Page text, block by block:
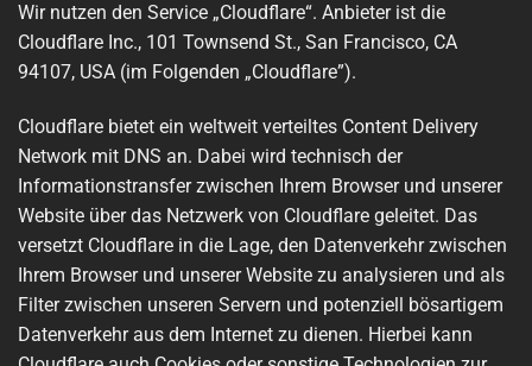
Wir nutzen den Service „Cloudflare“. Anbieter ist die
Cloudflare Inc., 101 Townsend St., San Francisco, CA
94107, USA (im Folgenden „Cloudflare”).
Cloudflare bietet ein weltweit verteiltes Content Delivery
Network mit DNS an. Dabei wird technisch der
Informationstransfer zwischen Ihrem Browser und unserer
Website über das Netzwerk von Cloudflare geleitet. Das
versetzt Cloudflare in die Lage, den Datenverkehr zwischen
Ihrem Browser und unserer Website zu analysieren und als
Filter zwischen unseren Servern und potenziell bösartigem
Datenverkehr aus dem Internet zu dienen. Hierbei kann